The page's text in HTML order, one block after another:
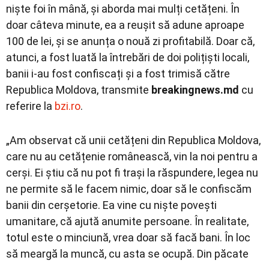
niște foi în mână, și aborda mai mulți cetățeni. În
doar câteva minute, ea a reușit să adune aproape
100 de lei, și se anunța o nouă zi profitabilă. Doar că,
atunci, a fost luată la întrebări de doi polițiști locali,
banii i-au fost confiscați și a fost trimisă către
Republica Moldova, transmite breakingnews.md cu
referire la bzi.ro.
„Am observat că unii cetățeni din Republica Moldova,
care nu au cetățenie românească, vin la noi pentru a
cerși. Ei știu că nu pot fi trași la răspundere, legea nu
ne permite să le facem nimic, doar să le confiscăm
banii din cerșetorie. Ea vine cu niște povești
umanitare, că ajută anumite persoane. În realitate,
totul este o minciună, vrea doar să facă bani. În loc
să meargă la muncă, cu asta se ocupă. Din păcate